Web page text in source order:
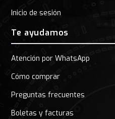
Inicio de sesión
Te ayudamos
Atención por WhatsApp
Cómo comprar
Preguntas frecuentes
Boletas y facturas